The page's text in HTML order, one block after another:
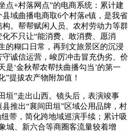
点+村落网点”的电商系统：累计建
域曲播电商取6个村落e镇，是我省
。帮帮赋闲人员、农村劳动力等群
不只让“能消费、敢消费、愿消
的糊口日常，再到文旅景区的沉浸
诚信运营，峻厉冲击冒充伪劣、价
是‘金秋帮农帮扶曲播勾当’的第一
”提拔农产物附加值！
”走出山西。镜头后，表演竣事
推出“襄间田垣”区域公用品牌，村
带，简化跨地域巡演手续；累计吸
城、新六合等商圈客流量较着增